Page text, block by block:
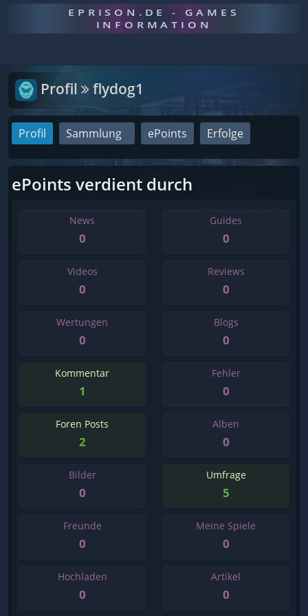
EPRISON.DE - GAMES
INFORMATION
Profil flydog1
Profil Sammlung ePoints Erfolge
ePoints verdient durch
News
0
Guides
0
Videos
0
Reviews
0
Wertungen
0
Blogs
0
Kommentar
1
Fehler
0
Foren Posts
2
Alben
0
Bilder
0
Umfrage
5
Freunde
0
Meine Spiele
0
Hochladen
0
Artikel
0